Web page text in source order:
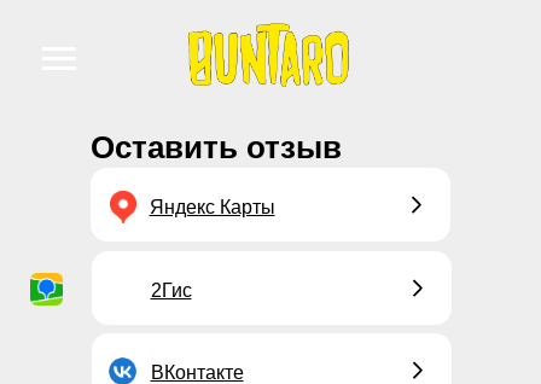
Оставить отзыв
ВКонтакте
2Гис
Яндекс Карты